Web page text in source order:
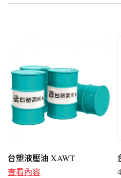
台塑液壓油 XAWT
查看內容